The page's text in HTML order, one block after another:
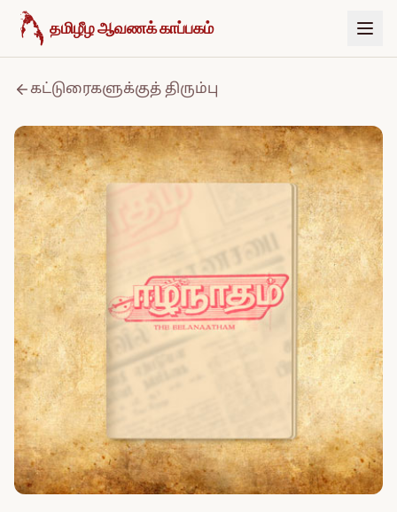
உள்ளடக்கத்திற்குச் செல்க
தமிழீழ ஆவணக் காப்பகம்
கட்டுரைகளுக்குத் திரும்பு